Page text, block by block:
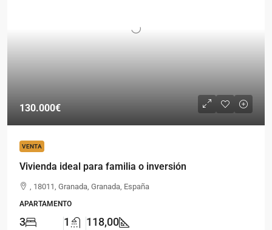
130.000€
VENTA
Vivienda ideal para familia o inversión
, 18011, Granada, Granada, España
APARTAMENTO
3 1 118,00